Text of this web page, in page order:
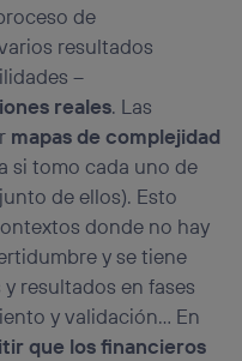
de
resultados
–
reales. Las
mapas de complejidad
si tomo cada uno de
de ellos). Esto
donde no hay
y se tiene
resultados en fases
y validación… En
que los financieros